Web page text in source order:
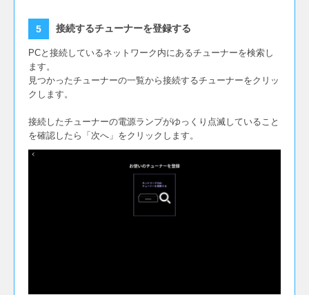
接続するチューナーを登録する
PCと接続しているネットワーク内にあるチューナーを検索し
ます。
見つかったチューナーの一覧から接続するチューナーをクリッ
クします。
接続したチューナーの電源ランプがゆっくり点滅していること
を確認したら「次へ」をクリックします。